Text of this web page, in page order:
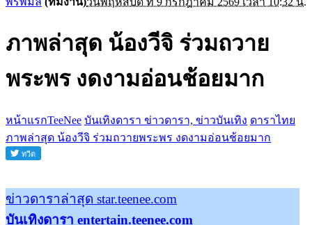
ภาพล่าสุด น้องวีจิ ร่วมถวาย
พระพร งดงามอ่อนช้อยมาก
หน้าแรกTeeNee บันเทิงดารา ข่าวดารา, ข่าวบันเทิง ดาราไทย
ภาพล่าสุด น้องวีจิ ร่วมถวายพระพร งดงามอ่อนช้อยมาก
ข่าวดาราล่าสุด star.teenee.com
บันเทิงดารา entertain.teenee.com